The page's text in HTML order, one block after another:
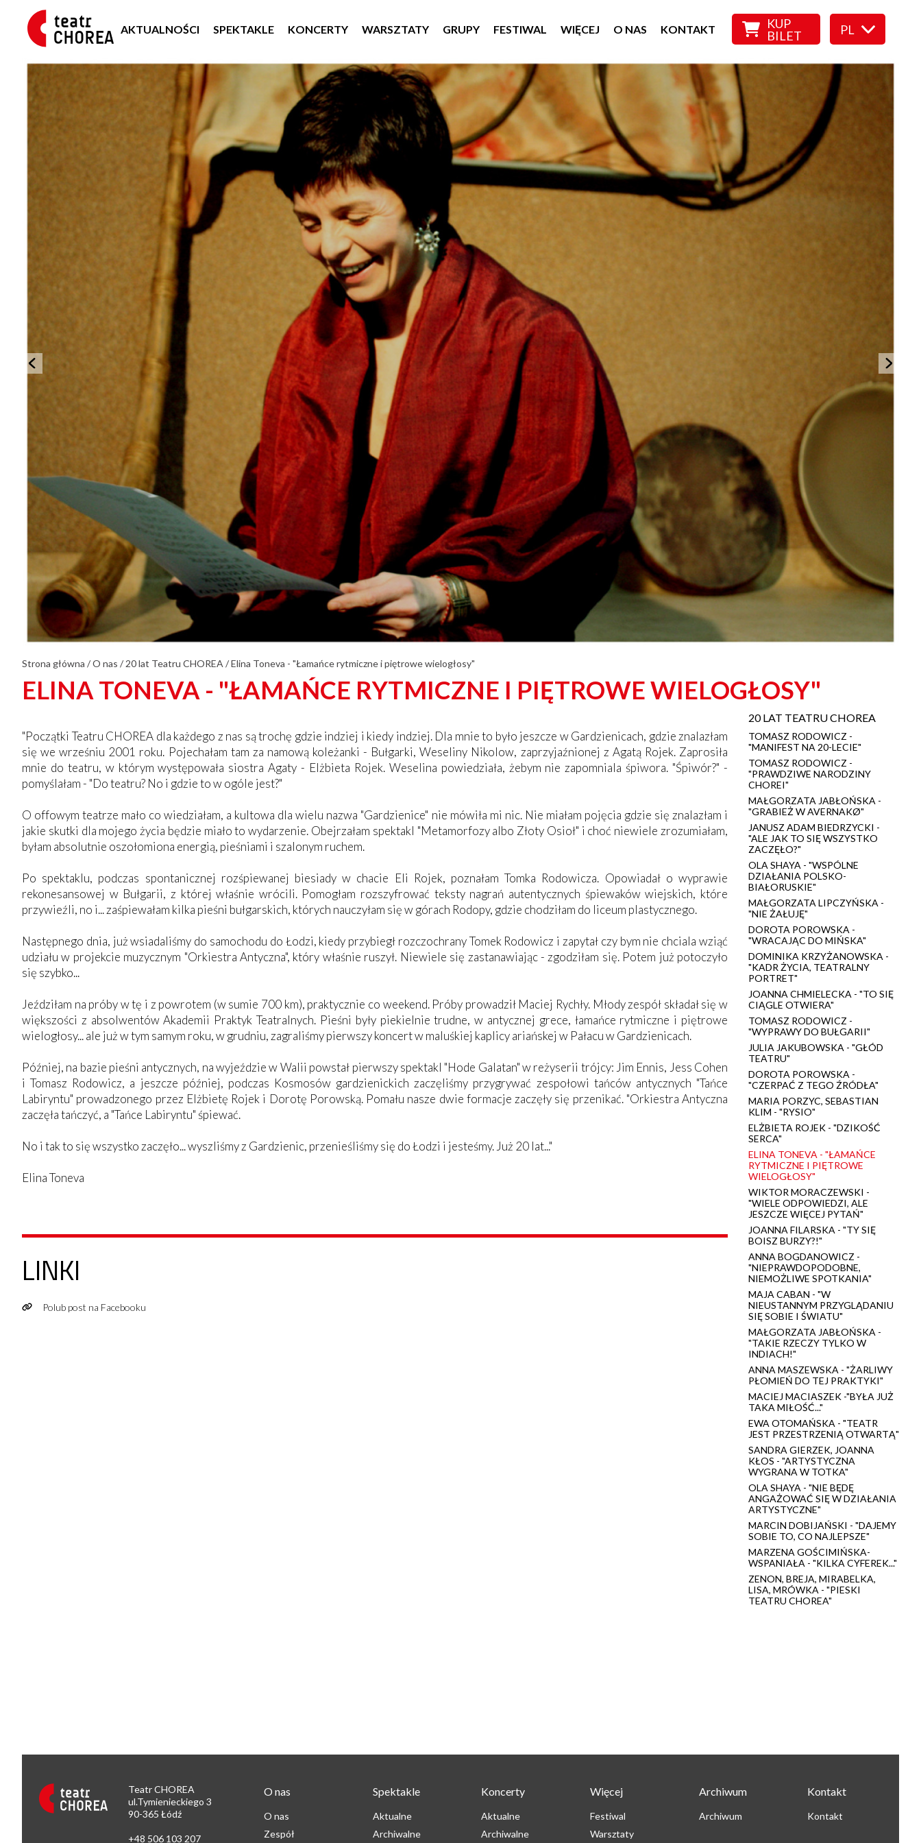
AKTUALNOŚCI SPEKTAKLE KONCERTY WARSZTATY GRUPY FESTIWAL WIĘCEJ O NAS KONTAKT
KUP
BILET
PL
Strona główna /O nas / 20 lat Teatru CHOREA /Elina Toneva - "Łamańce rytmiczne i piętrowe wielogłosy"
ELINA TONEVA - "ŁAMAŃCE RYTMICZNE I PIĘTROWE WIELOGŁOSY"
"Początki Teatru CHOREA dla każdego z nas są trochę gdzie indziej i kiedy indziej. Dla mnie to było jeszcze w Gardzienicach, gdzie znalazłam
się we wrześniu 2001 roku. Pojechałam tam za namową koleżanki - Bułgarki, Weseliny Nikolow, zaprzyjaźnionej z Agatą Rojek. Zaprosiła
mnie do teatru, w którym występowała siostra Agaty - Elżbieta Rojek. Weselina powiedziała, żebym nie zapomniala śpiwora. "Śpiwór?" -
pomyślałam - "Do teatru? No i gdzie to w ogóle jest?"
O offowym teatrze mało co wiedziałam, a kultowa dla wielu nazwa "Gardzienice" nie mówiła mi nic. Nie miałam pojęcia gdzie się znalazłam i
jakie skutki dla mojego życia będzie miało to wydarzenie. Obejrzałam spektakl "Metamorfozy albo Złoty Osioł" i choć niewiele zrozumiałam,
byłam absolutnie oszołomiona energią, pieśniami i szalonym ruchem.
Po spektaklu, podczas spontanicznej rozśpiewanej biesiady w chacie Eli Rojek, poznałam Tomka Rodowicza. Opowiadał o wyprawie
rekonesansowej w Bułgarii, z której właśnie wrócili. Pomogłam rozszyfrować teksty nagrań autentycznych śpiewaków wiejskich, które
przywieźli, no i... zaśpiewałam kilka pieśni bułgarskich, których nauczyłam się w górach Rodopy, gdzie chodziłam do liceum plastycznego.
Następnego dnia, już wsiadaliśmy do samochodu do Łodzi, kiedy przybiegł rozczochrany Tomek Rodowicz i zapytał czy bym nie chciala wziąć
udziału w projekcie muzycznym "Orkiestra Antyczna", który właśnie ruszył. Niewiele się zastanawiając - zgodziłam się. Potem już potoczyło
się szybko...
Jeździłam na próby w tę i z powrotem (w sumie 700 km), praktycznie co weekend. Próby prowadził Maciej Rychły. Młody zespół składał się w
większości z absolwentów Akademii Praktyk Teatralnych. Pieśni były piekielnie trudne, w antycznej grece, łamańce rytmiczne i piętrowe
wielogłosy... ale już w tym samym roku, w grudniu, zagraliśmy pierwszy koncert w maluśkiej kaplicy ariańskej w Pałacu w Gardzienicach.
Później, na bazie pieśni antycznych, na wyjeździe w Walii powstał pierwszy spektakl "Hode Galatan" w reżyserii trójcy: Jim Ennis, Jess Cohen
i Tomasz Rodowicz, a jeszcze później, podczas Kosmosów gardzienickich zaczęliśmy przygrywać zespołowi tańców antycznych "Tańce
Labiryntu" prowadzonego przez Elżbietę Rojek i Dorotę Porowską. Pomału nasze dwie formacje zaczęły się przenikać. "Orkiestra Antyczna
zaczęła tańczyć, a "Tańce Labiryntu" śpiewać.
No i tak to się wszystko zaczęło... wyszliśmy z Gardzienic, przenieśliśmy się do Łodzi i jesteśmy. Już 20 lat..."
Elina Toneva
LINKI
Polub post na Facebooku
20 LAT TEATRU CHOREA
TOMASZ RODOWICZ -
"MANIFEST NA 20-LECIE"
TOMASZ RODOWICZ -
"PRAWDZIWE NARODZINY
CHOREI"
MAŁGORZATA JABŁOŃSKA -
"GRABIEŻ W AVERNAKØ"
JANUSZ ADAM BIEDRZYCKI -
"ALE JAK TO SIĘ WSZYSTKO
ZACZĘŁO?"
OLA SHAYA - "WSPÓLNE
DZIAŁANIA POLSKO-
BIAŁORUSKIE"
MAŁGORZATA LIPCZYŃSKA -
"NIE ŻAŁUJĘ"
DOROTA POROWSKA -
"WRACAJĄC DO MIŃSKA"
DOMINIKA KRZYŻANOWSKA -
"KADR ŻYCIA, TEATRALNY
PORTRET"
JOANNA CHMIELECKA - "TO SIĘ
CIĄGLE OTWIERA"
TOMASZ RODOWICZ -
"WYPRAWY DO BUŁGARII"
JULIA JAKUBOWSKA - "GŁÓD
TEATRU"
DOROTA POROWSKA -
"CZERPAĆ Z TEGO ŹRÓDŁA"
MARIA PORZYC, SEBASTIAN
KLIM - "RYSIO"
ELŻBIETA ROJEK - "DZIKOŚĆ
SERCA"
ELINA TONEVA - "ŁAMAŃCE
RYTMICZNE I PIĘTROWE
WIELOGŁOSY"
WIKTOR MORACZEWSKI -
"WIELE ODPOWIEDZI, ALE
JESZCZE WIĘCEJ PYTAŃ"
JOANNA FILARSKA - "TY SIĘ
BOISZ BURZY?!"
ANNA BOGDANOWICZ -
"NIEPRAWDOPODOBNE,
NIEMOŻLIWE SPOTKANIA"
MAJA CABAN - "W
NIEUSTANNYM PRZYGLĄDANIU
SIĘ SOBIE I ŚWIATU"
MAŁGORZATA JABŁOŃSKA -
"TAKIE RZECZY TYLKO W
INDIACH!"
ANNA MASZEWSKA - "ŻARLIWY
PŁOMIEŃ DO TEJ PRAKTYKI"
MACIEJ MACIASZEK -"BYŁA JUŻ
TAKA MIŁOŚĆ..."
EWA OTOMAŃSKA - "TEATR
JEST PRZESTRZENIĄ OTWARTĄ"
SANDRA GIERZEK, JOANNA
KŁOS - "ARTYSTYCZNA
WYGRANA W TOTKA"
OLA SHAYA - "NIE BĘDĘ
ANGAŻOWAĆ SIĘ W DZIAŁANIA
ARTYSTYCZNE"
MARCIN DOBIJAŃSKI - "DAJEMY
SOBIE TO, CO NAJLEPSZE"
MARZENA GOŚCIMIŃSKA-
WSPANIAŁA - "KILKA CYFEREK..."
ZENON, BREJA, MIRABELKA,
LISA, MRÓWKA - "PIESKI
TEATRU CHOREA"
Teatr CHOREA
ul.Tymienieckiego 3
90-365 Łódź
+48 506 103 207
O nas
O nas
Zespół
Spektakle
Aktualne
Archiwalne
Koncerty
Aktualne
Archiwalne
Więcej
Festiwal
Warsztaty
Archiwum
Archiwum
Kontakt
Kontakt